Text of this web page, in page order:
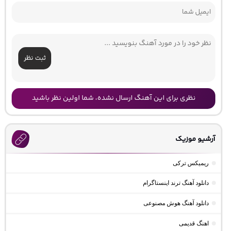
ثبت نظر
نظری برای این آهنگ ارسال نشده، شما اولین نظر باشید
آرشیو موزیک
ریمیکس ترکی
دانلود آهنگ ترند اینستاگرام
دانلود آهنگ هوش مصنوعی
اهنگ قدیمی